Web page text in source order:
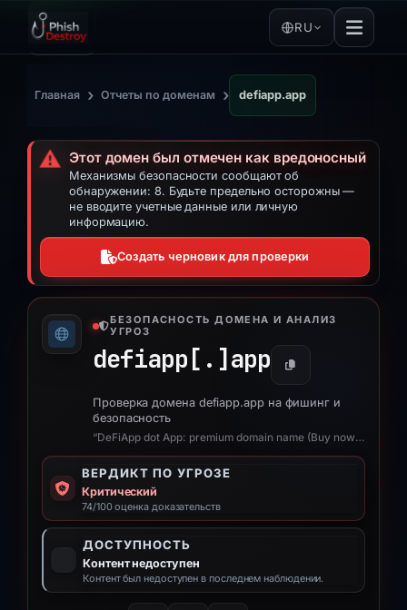
RU
Главная › Отчеты по доменам › defiapp.app
⚠️ Этот домен был отмечен как вредоносный
Механизмы безопасности сообщают об
обнаружении: 8. Будьте предельно осторожны —
не вводите учетные данные или личную
информацию.
Создать черновик для проверки
БЕЗОПАСНОСТЬ ДОМЕНА И АНАЛИЗ
УГРОЗ
defiapp[.] app
Проверка домена defiapp.app на фишинг и
безопасность
“DeFiApp dot App: premium domain name (Buy now) - defiapp.app”
ВЕРДИКТ ПО УГРОЗЕ
Критический
74/100 оценка доказательств
ДОСТУПНОСТЬ
Контент недоступен
Контент был недоступен в последнем наблюдении.